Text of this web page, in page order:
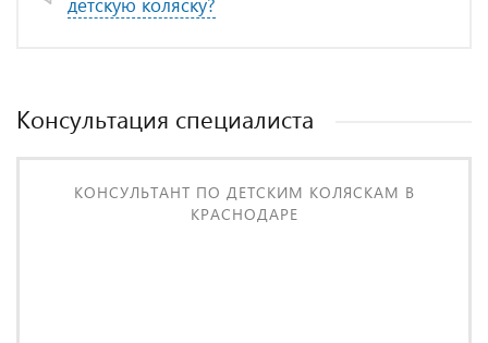
Консультация специалиста
КОНСУЛЬТАНТ ПО ДЕТСКИМ КОЛЯСКАМ В
КРАСНОДАРЕ